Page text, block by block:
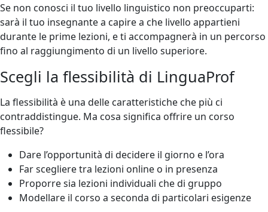
Se non conosci il tuo livello linguistico non preoccuparti:
sarà il tuo insegnante a capire a che livello appartieni
durante le prime lezioni, e ti accompagnerà in un percorso
fino al raggiungimento di un livello superiore.
Scegli la flessibilità di LinguaProf
La flessibilità è una delle caratteristiche che più ci
contraddistingue. Ma cosa significa offrire un corso
flessibile?
Dare l’opportunità di decidere il giorno e l’ora
Far scegliere tra lezioni online o in presenza
Proporre sia lezioni individuali che di gruppo
Modellare il corso a seconda di particolari esigenze